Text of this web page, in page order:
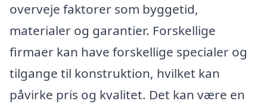
overveje faktorer som byggetid,
materialer og garantier. Forskellige
firmaer kan have forskellige specialer og
tilgange til konstruktion, hvilket kan
påvirke pris og kvalitet. Det kan være en